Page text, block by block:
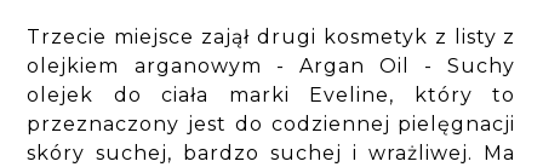
Trzecie miejsce zajął drugi kosmetyk z listy z
olejkiem arganowym - Argan Oil - Suchy
olejek do ciała marki Eveline, który to
przeznaczony jest do codziennej pielęgnacji
skóry suchej, bardzo suchej i wrażliwej. Ma